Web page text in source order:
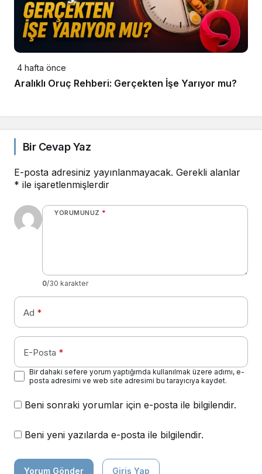
4 hafta önce
Aralıklı Oruç Rehberi: Gerçekten İşe Yarıyor mu?
Bir Cevap Yaz
E-posta adresiniz yayınlanmayacak. Gerekli alanlar
* ile işaretlenmişlerdir
YORUMUNUZ *
0/30 karakter
Ad *
E-Posta *
Bir dahaki sefere yorum yaptığımda kullanılmak üzere adımı, e-
posta adresimi ve web site adresimi bu tarayıcıya kaydet.
Beni sonraki yorumlar için e-posta ile bilgilendir.
Beni yeni yazılarda e-posta ile bilgilendir.
Yorum Gönder Giriş Yap